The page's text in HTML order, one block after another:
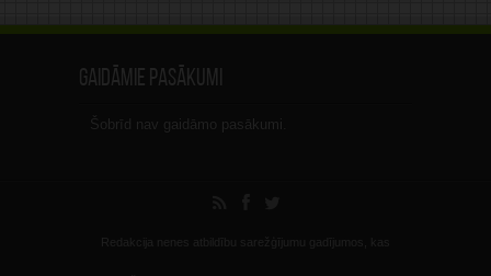
Gaidāmie pasākumi
Šobrīd nav gaidāmo pasākumi.
Redakcija nenes atbildību sarežģījumu gadījumos, kas